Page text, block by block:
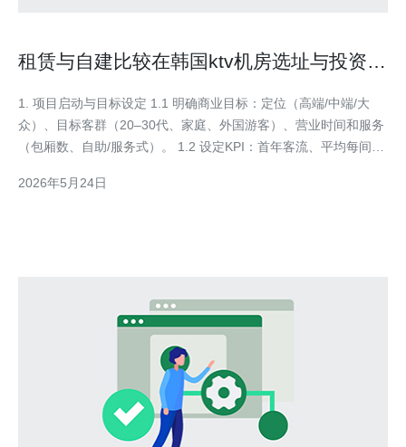
租赁与自建比较在韩国ktv机房选址与投资回
1. 项目启动与目标设定 1.1 明确商业目标：定位（高端/中端/大
众）、目标客群（20–30代、家庭、外国游客）、营业时间和服务
（包厢数、自助/服务式）。 1.2 设定KPI：首年客流、平均每间每
争调研（实操步骤） 2.1 数据收集：通过韩国统计厅、地方商会、
2026年5月24日